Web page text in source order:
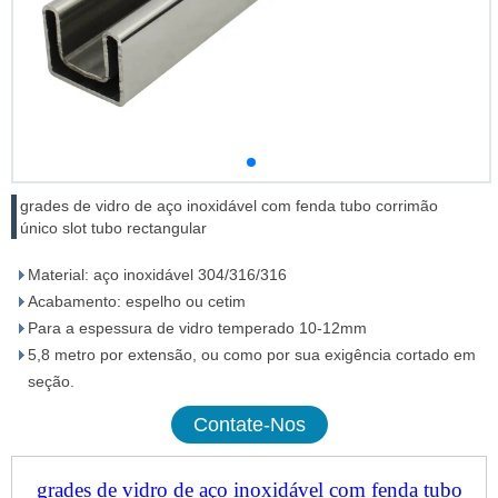
grades de vidro de aço inoxidável com fenda tubo corrimão
único slot tubo rectangular
Material: aço inoxidável 304/316/316
Acabamento: espelho ou cetim
Para a espessura de vidro temperado 10-12mm
5,8 metro por extensão, ou como por sua exigência cortado em
seção.
Contate-Nos
grades de vidro de aço inoxidável com fenda tubo